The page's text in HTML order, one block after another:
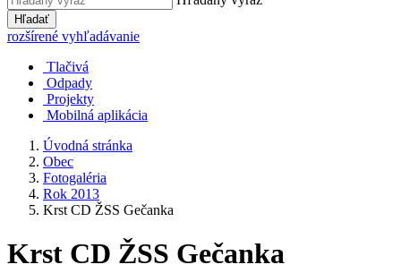
Hľadať
rozšírené vyhľadávanie
Tlačivá
Odpady
Projekty
Mobilná aplikácia
Úvodná stránka
Obec
Fotogaléria
Rok 2013
Krst CD ŽSS Gečanka
Krst CD ŽSS Gečanka